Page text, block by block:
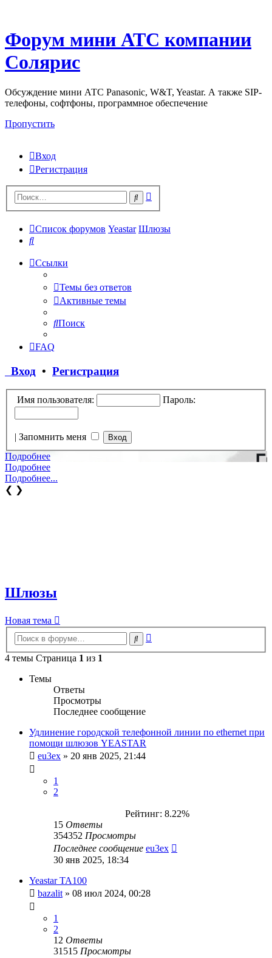
Форум мини АТС компании
Солярис
Обсуждение мини АТС Panasonic, W&T, Yeastar. А также SIP-
телефоны, софтфоны, программное обеспечение
Пропустить
Вход
Регистрация
Поиск
Список форумов Yeastar Шлюзы
Поиск
Ссылки
Темы без ответов
Активные темы
Поиск
FAQ
Вход • Регистрация
Имя пользователя: Пароль:
| Запомнить меня
Подробнее
Подробнее
Подробнее...
❮ ❯
Шлюзы
Новая тема
Поиск
4 темы Страница 1 из 1
Темы
Ответы
Просмотры
Последнее сообщение
Удлинение городской телефонной линии по ethernet при
помощи шлюзов YEASTAR
eu3ex » 20 янв 2025, 21:44
1
2
Рейтинг: 8.22%
15 Ответы
354352 Просмотры
Последнее сообщение eu3ex
30 янв 2025, 18:34
Yeastar TA100
bazalit » 08 июл 2024, 00:28
1
2
12 Ответы
31515 Просмотры